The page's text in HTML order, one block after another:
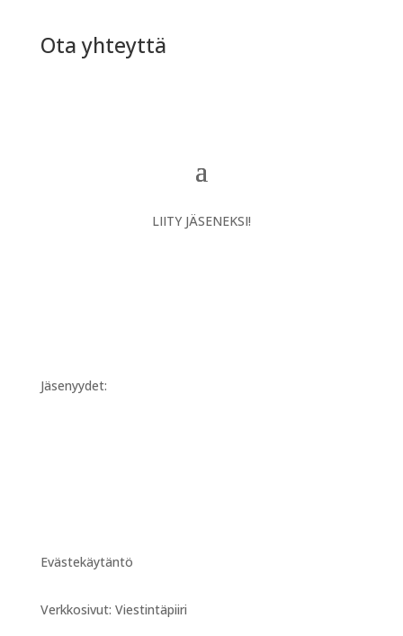
Ota yhteyttä
LIITY JÄSENEKSI!
Jäsenyydet:
Evästekäytäntö
Verkkosivut: Viestintäpiiri